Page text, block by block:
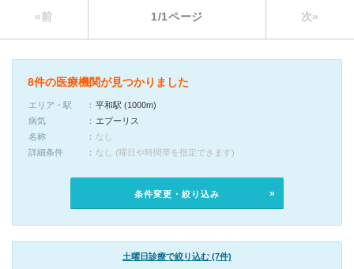
«前 1/1ページ 次»
8件の医療機関が見つかりました
エリア・駅
平和駅 (1000m)
病気
エプーリス
名称
なし
詳細条件
なし (曜日や時間帯を指定できます)
条件変更・絞り込み
土曜日診療で絞り込む (7件)